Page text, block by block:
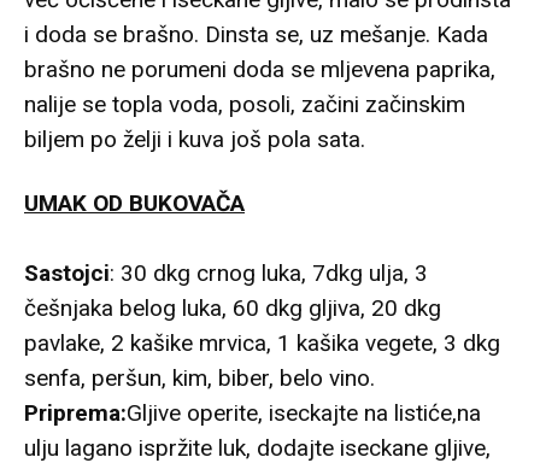
i doda se brašno. Dinsta se, uz mešanje. Kada
brašno ne porumeni doda se mljevena paprika,
nalije se topla voda, posoli, začini začinskim
biljem po želji i kuva još pola sata.
UMAK OD BUKOVAČA
Sastojci: 30 dkg crnog luka, 7dkg ulja, 3
češnjaka belog luka, 60 dkg gljiva, 20 dkg
pavlake, 2 kašike mrvica, 1 kašika vegete, 3 dkg
senfa, peršun, kim, biber, belo vino.
Priprema:Gljive operite, iseckajte na listiće,na
ulju lagano ispržite luk, dodajte iseckane gljive,